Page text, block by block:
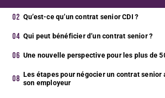
Qu’est-ce qu’un contrat senior CDI ?
Qui peut bénéficier d’un contrat senior ?
Une nouvelle perspective pour les plus de
Les étapes pour négocier un contrat senior
son employeur